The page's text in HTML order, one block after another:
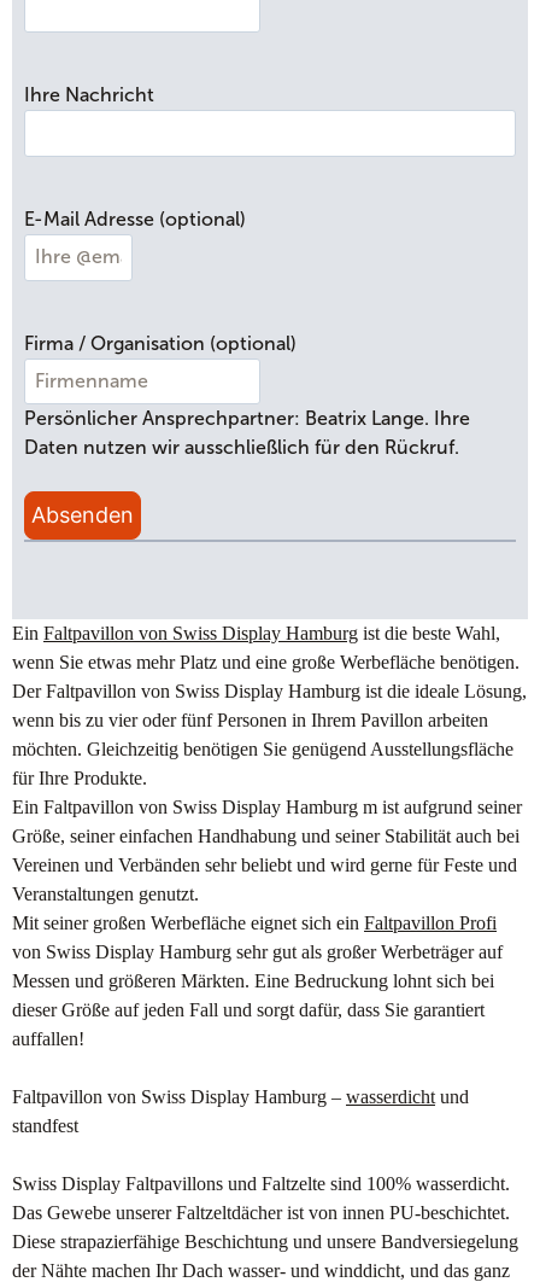
u
d
a
h
n
Ihre Nachricht
E-Mail Adresse (optional)
Firma / Organisation (optional)
Persönlicher Ansprechpartner: Beatrix Lange. Ihre
Daten nutzen wir ausschließlich für den Rückruf.
Absenden
Ein Faltpavillon von Swiss Display Hamburg ist die beste Wahl,
wenn Sie etwas mehr Platz und eine große Werbefläche benötigen.
Der Faltpavillon von Swiss Display Hamburg ist die ideale Lösung,
wenn bis zu vier oder fünf Personen in Ihrem Pavillon arbeiten
möchten. Gleichzeitig benötigen Sie genügend Ausstellungsfläche
für Ihre Produkte.
Ein Faltpavillon von Swiss Display Hamburg m ist aufgrund seiner
Größe, seiner einfachen Handhabung und seiner Stabilität auch bei
Vereinen und Verbänden sehr beliebt und wird gerne für Feste und
Veranstaltungen genutzt.
Mit seiner großen Werbefläche eignet sich ein Faltpavillon Profi
von Swiss Display Hamburg sehr gut als großer Werbeträger auf
Messen und größeren Märkten. Eine Bedruckung lohnt sich bei
dieser Größe auf jeden Fall und sorgt dafür, dass Sie garantiert
auffallen!
Faltpavillon von Swiss Display Hamburg – wasserdicht und
standfest
Swiss Display Faltpavillons und Faltzelte sind 100% wasserdicht.
Das Gewebe unserer Faltzeltdächer ist von innen PU-beschichtet.
Diese strapazierfähige Beschichtung und unsere Bandversiegelung
der Nähte machen Ihr Dach wasser- und winddicht, und das ganz